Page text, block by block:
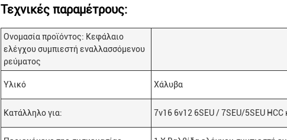
Τεχνικές παραμέτρους:
Ονομασία προϊόντος: Κεφάλαιο
ελέγχου συμπιεστή εναλλασσόμενου
ρεύματος
Υλικό Χάλυβα
Κατάλληλο για: 7v16 6v12 6SEU / 7SEU/5SEU